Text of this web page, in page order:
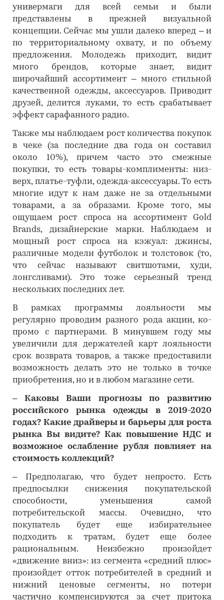
универмаги для всей семьи и были
представлены в прежней визуальной
концепции. Сейчас мы ушли далеко вперед – и
по территориальному охвату, и по объему
предложения. Молодежь приходит, видит
много брендов, которые знает, видит
широчайший ассортимент – много стильной
качественной одежды, аксессуаров. Приводит
друзей, делится луками, то есть срабатывает
эффект сарафанного радио.
Также мы наблюдаем рост количества покупок
в чеке (за последние два года он составил
около 10%), причем часто это смежные
покупки, то есть товары-комплименты: низ-
верх, платье-туфли, одежда-аксессуары. То есть
многие идут к нам даже не за отдельными
товарами, а за образами. Кроме того, мы
ощущаем рост спроса на ассортимент Gold
Brands, дизайнерские марки. Наблюдаем и
мощный рост спроса на кэжуал: джинсы,
различные модели футболок и толстовок (то,
что сейчас называют свитшотами, худи,
лонгсливами). Это тоже серьезный тренд
нескольких последних лет.
В рамках программы лояльности мы
регулярно проводим разного рода акции, ко-
промо с партнерами. В минувшем году мы
увеличили для держателей карт лояльности
срок возврата товаров, а также предоставили
возможность делать это не только в точке
приобретения, но и в любом магазине сети.
– Каковы Ваши прогнозы по развитию
российского рынка одежды в 2019-2020
годах? Какие драйверы и барьеры для роста
рынка Вы видите? Как повышение НДС и
возможное ослабление рубля повлияет на
стоимость коллекций?
– Предполагаю, что будет непросто. Есть
предпосылки снижения покупательской
способности, уменьшения самой
потребительской массы. Очевидно, что
покупатель будет еще избирательнее
подходить к тратам, будет еще более
рациональным. Неизбежно произойдет
«движение вниз»: из сегмента «средний плюс»
произойдет отток потребителей в средний и
нижний ценовые сегменты, но потери
частично компенсируются за счет притока